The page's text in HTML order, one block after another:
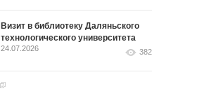
Визит в библиотеку Даляньского
технологического университета
24.07.2026 382